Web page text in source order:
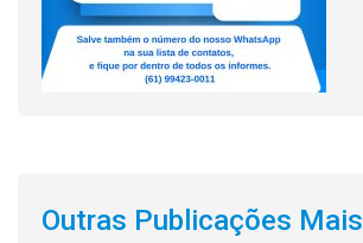
Outras Publicações Mais